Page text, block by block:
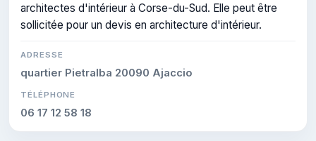
architectes d'intérieur à Corse-du-Sud. Elle peut être
sollicitée pour un devis en architecture d'intérieur.
ADRESSE
quartier Pietralba 20090 Ajaccio
TÉLÉPHONE
06 17 12 58 18